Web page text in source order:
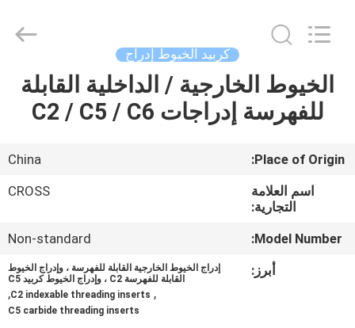
منزل
حول
Reserved.
كربيد الخيوط إدراج
الخيوط الخارجية / الداخلية القابلة
للفهرسة إدراجات C2 / C5 / C6
Place of Origin:
China
اسم العلامة
التجارية:
CROSS
Model Number:
Non-standard
أبرز:
إدراج الخيوط الخارجية القابلة للفهرسة ، وإدراج الخيوط
القابلة للفهرسة C2 ، وإدراج الخيوط كربيد C5
,
C2 indexable threading inserts
,
C5 carbide threading inserts